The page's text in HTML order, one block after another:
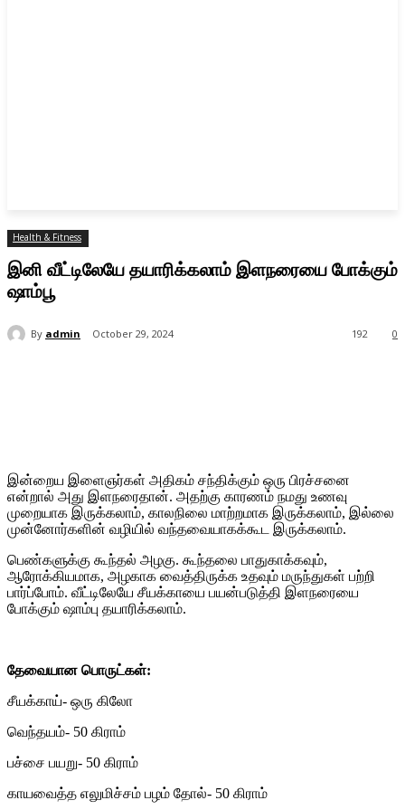
Health & Fitness
இனி வீட்டிலேயே தயாரிக்கலாம் இளநரையை போக்கும்
ஷாம்பூ
By admin October 29, 2024 0
192
இன்றைய இளைஞர்கள் அதிகம் சந்திக்கும் ஒரு பிரச்சனை
என்றால் அது இளநரைதான். அதற்கு காரணம் நமது உணவு
முறையாக இருக்கலாம், காலநிலை மாற்றமாக இருக்கலாம், இல்லை
முன்னோர்களின் வழியில் வந்தவையாகக்கூட இருக்கலாம்.
பெண்களுக்கு கூந்தல் அழகு. கூந்தலை பாதுகாக்கவும்,
ஆரோக்கியமாக, அழகாக வைத்திருக்க உதவும் மருந்துகள் பற்றி
பார்ப்போம். வீட்டிலேயே சீயக்காயை பயன்படுத்தி இளநரையை
போக்கும் ஷாம்பு தயாரிக்கலாம்.
தேவையான பொருட்கள்:
சீயக்காய்- ஒரு கிலோ
வெந்தயம்- 50 கிராம்
பச்சை பயறு- 50 கிராம்
காயவைத்த எலுமிச்சம் பழம் தோல்- 50 கிராம்